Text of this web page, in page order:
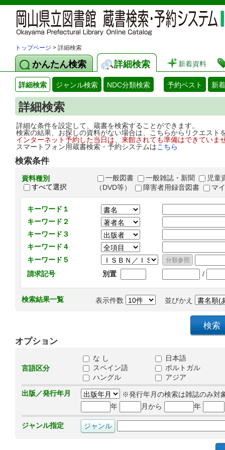
トップページ > 詳細検索
かんたん検索 詳細検索 新着資料
詳細検索 ジャンル検索 NDC分類検索 予約ベスト 新
詳細検索
詳細な条件を設定して、蔵書を検索することができます。
検索の結果、お探しの資料がない場合は、こちらからリクエス
インターネット予約した当日は、来館されても準備はできてい
スマートフォン用蔵書検索・予約システムはこちら
検索条件
資料種別
すべて選択
一般図書 一般雑誌・新聞
児童
（DVD等）
障害者用録音図書 マ
キーワード１
キーワード２
キーワード３
キーワード４
キーワード５
請求記号
別置 /
検索結果一覧 表示件数 並びかえ
オプション
言語区分
な し
日本語
スペイン語
ポルトガル
ハングル
アジア
出版／発行年月
※発行年月の検索は雑誌のみ対
年
月から 年
ジャンル指定